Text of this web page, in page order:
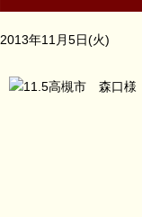
2013年11月5日(火)